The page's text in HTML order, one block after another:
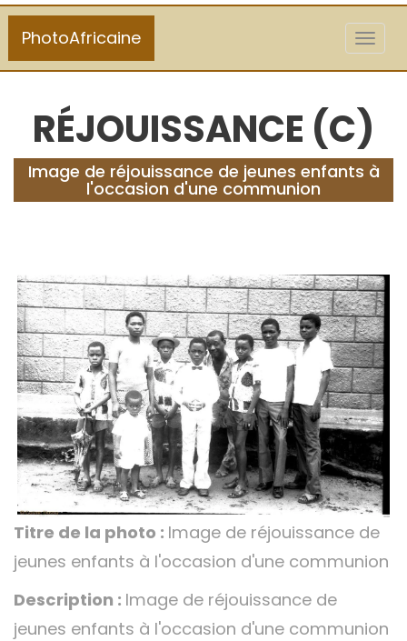
PhotoAfricaine
RÉJOUISSANCE (C)
Image de réjouissance de jeunes enfants à
l'occasion d'une communion
Titre de la photo : Image de réjouissance de
jeunes enfants à l'occasion d'une communion
Description : Image de réjouissance de
jeunes enfants à l'occasion d'une communion